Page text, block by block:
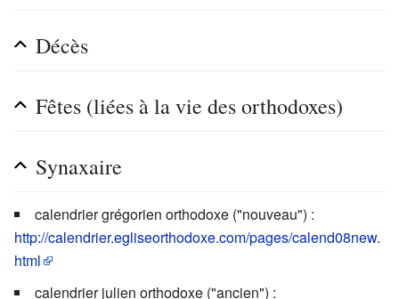
Décès
Fêtes (liées à la vie des orthodoxes)
Synaxaire
calendrier grégorien orthodoxe ("nouveau") :
http://calendrier.egliseorthodoxe.com/pages/calend08new.
html
calendrier julien orthodoxe ("ancien") :